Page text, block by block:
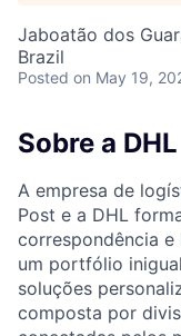
Jaboatão dos
Brazil
Posted on May 19,
Sobre a DHL
A empresa de
Post e a DHL
correspondência
um portfólio
soluções
composta por